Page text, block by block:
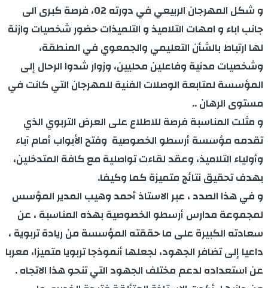
و شكل المهرجان الربيعي في دورته 02، فرصة كبرى الى
جانب اباء و امهات التلاميذ و التلميذات حضور شخصيات وازنة
لها ارتباط بالشأن التعليمي والجمعوي في المنطقة،
وشخصيات مدنية وفاعلين محليين، وزوار شدوا الرحال إلى
المؤسسة لمتابعة الوصلات الفنية للمهرجان التي كانت في
مستوى الرهان ..
و مثلت المناسبة فرصة للاطلاع على العرض التربوي الذي
تقدمه مؤسسة أرسطو الخصوصية وفتح الأبواب أمام آباء
وأولياء التلاميذ، وعقد لقاءت تواصلية مع كافة المتدخلين،
بهدف تحقيق نتائج متميزة كما وكيفا.
و في هذا الصدد ، عبر الاستاذ أحمد وهيب المدير المؤسس
لمجموعة مدارس أرسطو الخصوصية بهذه المناسبة ، عن
سعادته الكبيرة على ما حققته المؤسسة من ريادة تربوية ،
داعيا إلى تضافر الجهود، لجعلها أنموذجا تربويا متميزا، معربا
عن استعداده لدعم مختلف الجهود التي تنحو هذا الاتجاه .